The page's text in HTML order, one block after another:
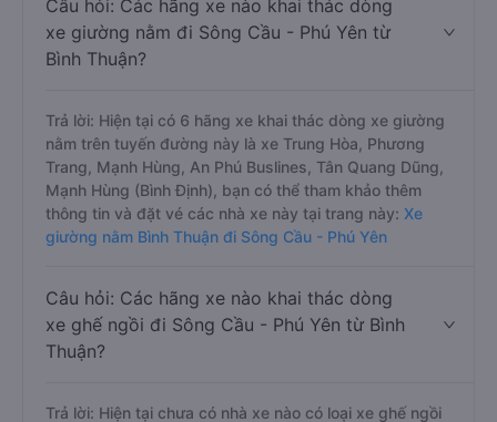
xe giường nằm đi Sông Cầu - Phú Yên từ
Bình Thuận?
Trả lời: Hiện tại có 6 hãng xe khai thác dòng xe giường
nằm trên tuyến đường này là xe Trung Hòa, Phương
Trang, Mạnh Hùng, An Phú Buslines, Tân Quang Dũng,
thông tin và đặt vé các nhà xe này tại trang này:
giường nằm Bình Thuận đi Sông Cầu - Phú Yên
xe ghế ngồi đi Sông Cầu - Phú Yên từ Bình